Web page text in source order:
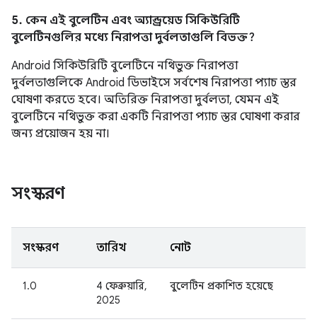
5. কেন এই বুলেটিন এবং অ্যান্ড্রয়েড সিকিউরিটি
বুলেটিনগুলির মধ্যে নিরাপত্তা দুর্বলতাগুলি বিভক্ত?
Android সিকিউরিটি বুলেটিনে নথিভুক্ত নিরাপত্তা
দুর্বলতাগুলিকে Android ডিভাইসে সর্বশেষ নিরাপত্তা প্যাচ স্তর
ঘোষণা করতে হবে। অতিরিক্ত নিরাপত্তা দুর্বলতা, যেমন এই
বুলেটিনে নথিভুক্ত করা একটি নিরাপত্তা প্যাচ স্তর ঘোষণা করার
জন্য প্রয়োজন হয় না।
সংস্করণ
সংস্করণ তারিখ নোট
1.0
4 ফেব্রুয়ারি,
2025
বুলেটিন প্রকাশিত হয়েছে